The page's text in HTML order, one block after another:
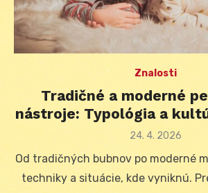
Znalosti
Tradičné a moderné
nástroje: Typológia a
Posted
24. 4. 2026
Od tradičných bubnov po moderné
techniky a situácie, kde vyniknú.